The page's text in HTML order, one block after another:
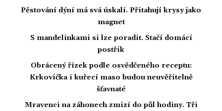
Pěstování dýní má svá úskalí. Přitahují krysy jako
magnet
S mandelinkami si lze poradit. Stačí domácí
postřik
Obrácený řízek podle osvědčeného receptu:
Krkovička i kuřecí maso budou neuvěřitelně
šťavnaté
Mravenci na záhonech zmizí do půl hodiny. Tři